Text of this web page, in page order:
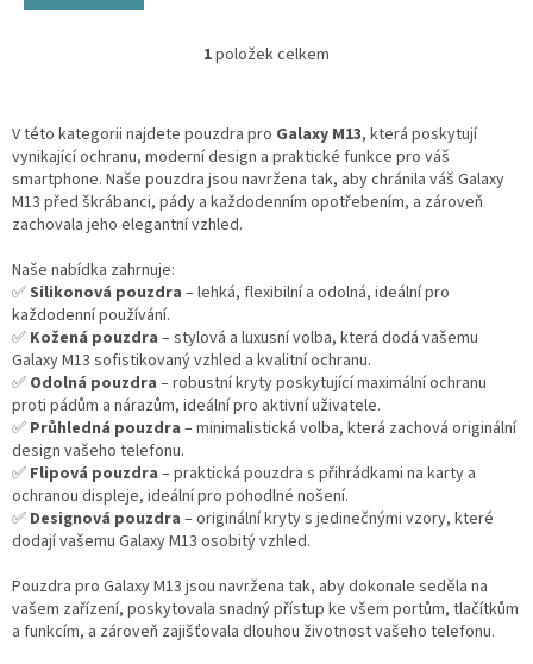
O
á
d
a
c
v
y
v
ý
p
i
u
1položek celkem
V této kategorii najdete pouzdra pro Galaxy M13, která poskytují
vynikající ochranu, moderní design a praktické funkce pro váš
smartphone. Naše pouzdra jsou navržena tak, aby chránila váš Galaxy
M13 před škrábanci, pády a každodenním opotřebením, a zároveň
zachovala jeho elegantní vzhled.
Naše nabídka zahrnuje:
✅Silikonová pouzdra – lehká, flexibilní a odolná, ideální pro
každodenní používání.
✅ Kožená pouzdra – stylová a luxusní volba, která dodá vašemu
Galaxy M13 sofistikovaný vzhled a kvalitní ochranu.
✅ Odolná pouzdra – robustní kryty poskytující maximální ochranu
proti pádům a nárazům, ideální pro aktivní uživatele.
✅ Průhledná pouzdra – minimalistická volba, která zachová originální
design vašeho telefonu.
✅ Flipová pouzdra – praktická pouzdra s přihrádkami na karty a
ochranou displeje, ideální pro pohodlné nošení.
✅ Designová pouzdra – originální kryty s jedinečnými vzory, které
dodají vašemu Galaxy M13 osobitý vzhled.
Pouzdra pro Galaxy M13 jsou navržena tak, aby dokonale seděla na
vašem zařízení, poskytovala snadný přístup ke všem portům, tlačítkům
a funkcím, a zároveň zajišťovala dlouhou životnost vašeho telefonu.